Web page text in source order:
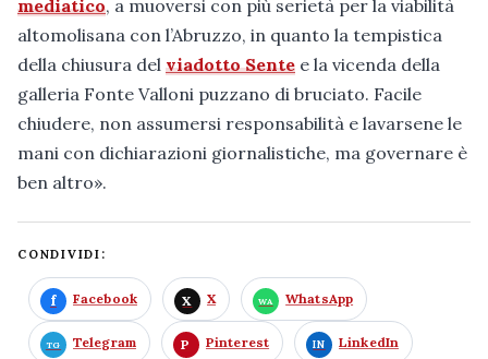
mediatico, a muoversi con più serietà per la viabilità
altomolisana con l’Abruzzo, in quanto la tempistica
della chiusura del viadotto Sente e la vicenda della
galleria Fonte Valloni puzzano di bruciato. Facile
chiudere, non assumersi responsabilità e lavarsene le
mani con dichiarazioni giornalistiche, ma governare è
ben altro».
CONDIVIDI:
Facebook X WhatsApp
Telegram Pinterest LinkedIn